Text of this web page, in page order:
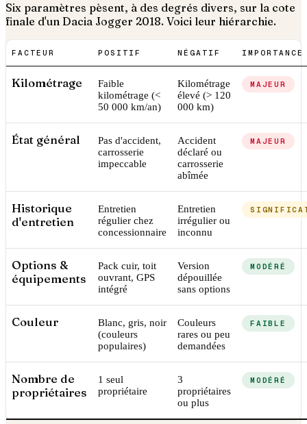
Six paramètres pèsent, à des degrés divers, sur la cote
finale d'un Dacia Jogger 2018. Voici leur hiérarchie.
FACTEUR POSITIF NÉGATIF IMPORTANCE
Kilométrage
Faible
kilométrage (<
50 000 km/an)
Kilométrage
élevé (> 120
000 km)
MAJEUR
État général
Pas d'accident,
carrosserie
impeccable
Accident
déclaré ou
carrosserie
abîmée
MAJEUR
Historique
d'entretien
Entretien
régulier chez
concessionnaire
Entretien
irrégulier ou
inconnu
Options &
équipements
Pack cuir, toit
ouvrant, GPS
intégré
Version
dépouillée
sans options
MODÉRÉ
Couleur
Blanc, gris, noir
(couleurs
populaires)
Couleurs
rares ou peu
demandées
FAIBLE
Nombre de
propriétaires
1 seul
propriétaire
3
propriétaires
ou plus
MODÉRÉ